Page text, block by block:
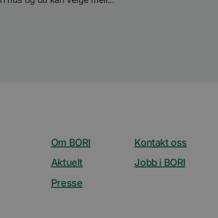
Om BORI
Kontakt oss
Aktuelt
Jobb i BORI
Presse